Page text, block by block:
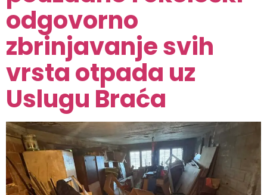
odgovorno
zbrinjavanje svih
vrsta otpada uz
Uslugu Braća